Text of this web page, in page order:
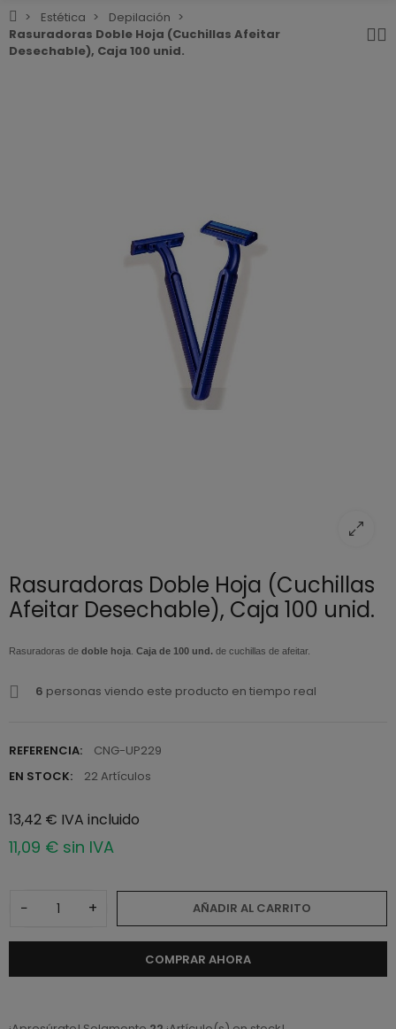
Estética
Depilación
Rasuradoras Doble Hoja (Cuchillas Afeitar
Desechable), Caja 100 unid.
Rasuradoras Doble Hoja (Cuchillas
Afeitar Desechable), Caja 100 unid.
Rasuradoras de doble hoja Caja de 100 und. de cuchillas de afeitar.
6 personas viendo este producto en tiempo real
REFERENCIA:
CNG-UP229
EN STOCK:
22 Artículos
13,42 € IVA incluido
11,09 € sin IVA
− + AÑADIR AL CARRITO
COMPRAR AHORA